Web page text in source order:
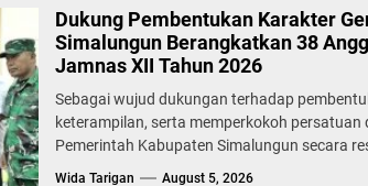
Dukung Pembentukan Karakter
Simalungun Berangkatkan 38
Jamnas XII Tahun 2026
Sebagai wujud dukungan terhadap
keterampilan, serta memperkokoh persatuan
Pemerintah Kabupaten Simalungun secara
Wida Tarigan August 5, 2026